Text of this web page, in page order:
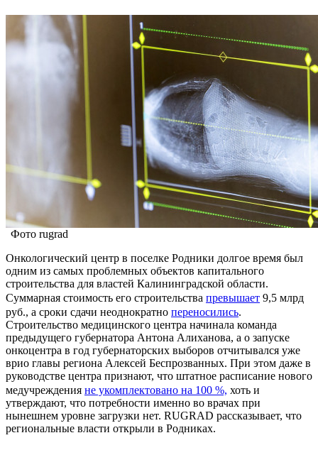
Фото rugrad
Онкологический центр в поселке Родники долгое время был
одним из самых проблемных объектов капитального
строительства для властей Калининградской области.
Суммарная стоимость его строительства превышает 9,5 млрд
руб., а сроки сдачи неоднократно переносились.
Строительство медицинского центра начинала команда
предыдущего губернатора Антона Алиханова, а о запуске
онкоцентра в год губернаторских выборов отчитывался уже
врио главы региона Алексей Беспрозванных. При этом даже в
руководстве центра признают, что штатное расписание нового
медучреждения не укомплектовано на 100 %, хоть и
утверждают, что потребности именно во врачах при
нынешнем уровне загрузки нет. RUGRAD рассказывает, что
региональные власти открыли в Родниках.